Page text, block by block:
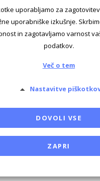
morate bitiprijavljeni
uporabljamo za
uporabniške izkušnje.
in zagotavljamo varnost
podatkov.
Več o tem
Nastavitve
DOVOLI VSE
ZAPRI